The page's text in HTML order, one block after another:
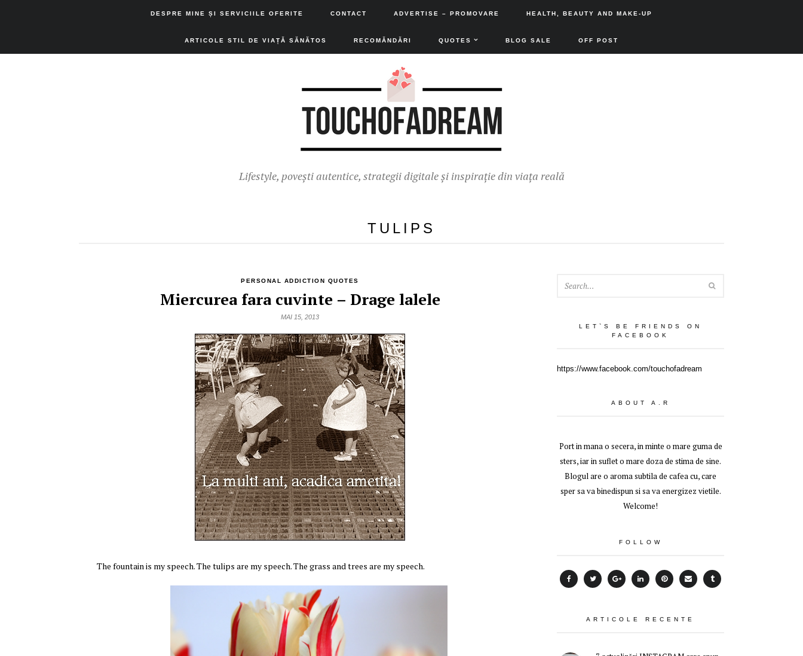
DESPRE MINE ȘI SERVICIILE OFERITE CONTACT ADVERTISE – PROMOVARE HEALTH, BEAUTY AND MAKE-UP
ARTICOLE STIL DE VIAȚĂ SĂNĂTOS RECOMĂNDĂRI QUOTES BLOG SALE OFF POST
Lifestyle, povești autentice, strategii digitale și inspirație din viața reală
TULIPS
PERSONAL ADDICTION QUOTES
Miercurea fara cuvinte – Drage lalele
MAI 15, 2013
The fountain is my speech. The tulips are my speech. The grass and trees are my speech.
LET`S BE FRIENDS ON
FACEBOOK
https://www.facebook.com/touchofadream
ABOUT A.R
Port in mana o secera, in minte o mare guma de
sters, iar in suflet o mare doza de stima de sine.
Blogul are o aroma subtila de cafea cu, care
sper sa va binedispun si sa va energizez vietile.
Welcome!
FOLLOW
ARTICOLE RECENTE